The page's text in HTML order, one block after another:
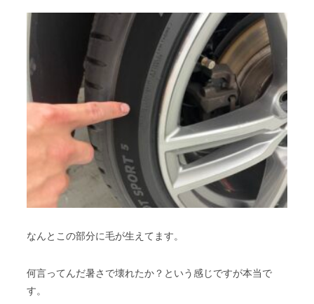
なんとこの部分に毛が生えてます。
何言ってんだ暑さで壊れたか？という感じですが本当で
す。